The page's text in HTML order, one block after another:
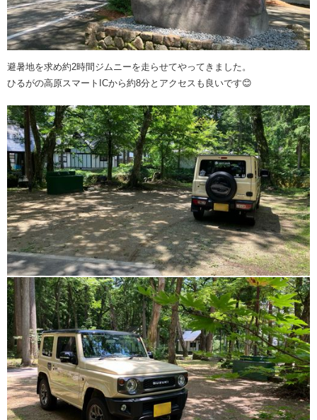
避暑地を求め約2時間ジムニーを走らせてやってきました。
ひるがの高原スマートICから約8分とアクセスも良いです😊